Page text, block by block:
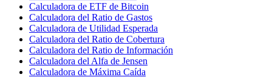
Calculadora de ETF de Bitcoin
Calculadora del Ratio de Gastos
Calculadora de Utilidad Esperada
Calculadora del Ratio de Cobertura
Calculadora del Ratio de Información
Calculadora del Alfa de Jensen
Calculadora de Máxima Caída